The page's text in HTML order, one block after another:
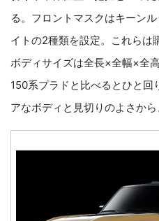
る。フロントマスクはキーン
イトの2種類を設定。これらは
ボディサイズは全長×全幅×全
150系プラドと比べるとひと回
アなボディと見切りのよさから